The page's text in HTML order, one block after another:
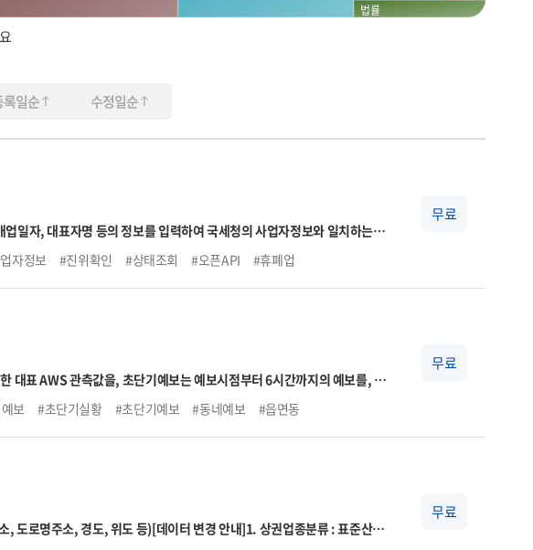
법률
0.4% (481)
록일순 수정일순
만건 제한 (테스트) 공
등록정보와 30분 주기로 업
자정보 #진위확인 #상태조회 #오픈API #휴폐업
무료
대표 AWS 관측값을, 초단기예보는 예보시점부터 6시간까지의 예보를, 단
행정구역 중심으로 상세한 날씨를 제공합니다.
보 #초단기실황 #초단기예보 #동네예보 #읍면동
무료
, 도로명주소, 경도, 위도 등)[데이터 변경 안내]1. 상권업종분류 : 표준산업
무료